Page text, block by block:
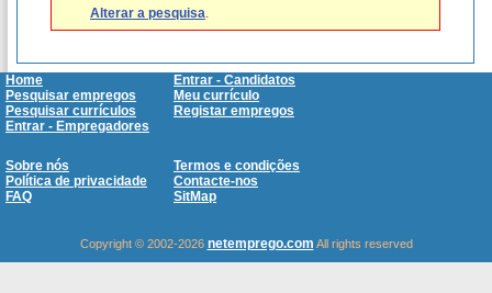
Alterar a pesquisa.
Home
Entrar - Candidatos
Pesquisar empregos
Meu currículo
Pesquisar currículos
Registar empregos
Entrar - Empregadores
Sobre nós
Termos e condições
Política de privacidade
Contacte-nos
FAQ
SitMap
Copyright © 2002-2026 netemprego.com All rights reserved